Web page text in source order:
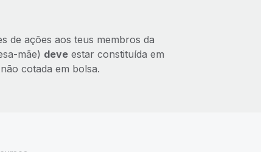
de ações aos teus membros da
deveestar constituída em
cotada em bolsa.